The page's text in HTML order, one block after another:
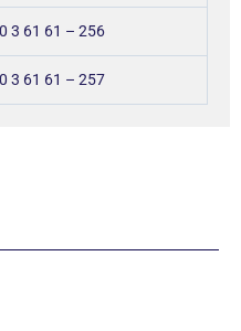
3 61 61 – 256
3 61 61 – 257